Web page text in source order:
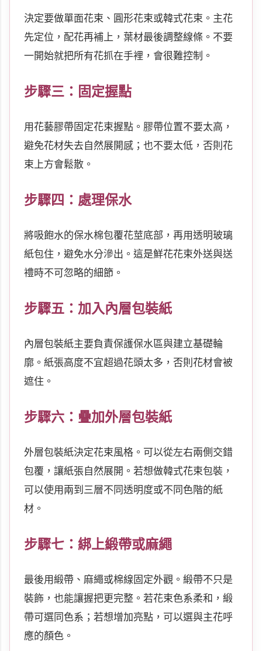
決定要做單面花束、圓形花束或韓式花束。主花
先定位，配花再補上，葉材最後調整線條。不要
一開始就把所有花抓在手裡，會很難控制。
步驟三：固定握點
用花藝膠帶固定花束握點。膠帶位置不要太高，
避免花材失去自然展開感；也不要太低，否則花
束上方會鬆散。
步驟四：處理保水
將吸飽水的保水棉包覆花莖底部，再用透明玻璃
紙包住，避免水分滲出。這是鮮花花束外送與送
禮時不可忽略的細節。
步驟五：加入內層包裝紙
內層包裝紙主要負責保護保水區與建立基礎輪
廓。紙張高度不宜超過花頭太多，否則花材會被
遮住。
步驟六：疊加外層包裝紙
外層包裝紙決定花束風格。可以從左右兩側交錯
包覆，讓紙張自然展開。若想做韓式花束包裝，
可以使用兩到三層不同透明度或不同色階的紙
材。
步驟七：綁上緞帶或麻繩
最後用緞帶、麻繩或棉線固定外觀。緞帶不只是
裝飾，也能讓握把更完整。若花束色系柔和，緞
帶可選同色系；若想增加亮點，可以選與主花呼
應的顏色。